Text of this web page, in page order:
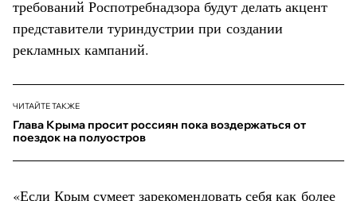
требований Роспотребнадзора будут делать акцент
представители туриндустрии при создании
рекламных кампаний.
ЧИТАЙТЕ ТАКЖЕ
Глава Крыма просит россиян пока воздержаться от
поездок на полуостров
«Если Крым сумеет зарекомендовать себя как более